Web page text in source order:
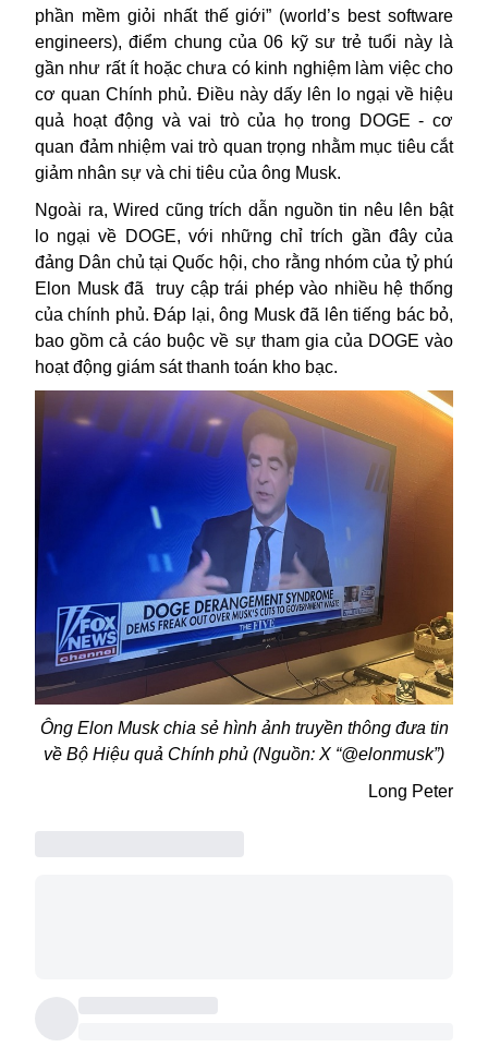
phần mềm giỏi nhất thế giới” (world’s best software
engineers), điểm chung của 06 kỹ sư trẻ tuổi này là
gần như rất ít hoặc chưa có kinh nghiệm làm việc cho
cơ quan Chính phủ. Điều này dấy lên lo ngại về hiệu
quả hoạt động và vai trò của họ trong DOGE - cơ
quan đảm nhiệm vai trò quan trọng nhằm mục tiêu cắt
giảm nhân sự và chi tiêu của ông Musk.
Ngoài ra, Wired cũng trích dẫn nguồn tin nêu lên bật
lo ngại về DOGE, với những chỉ trích gần đây của
đảng Dân chủ tại Quốc hội, cho rằng nhóm của tỷ phú
Elon Musk đã
truy cập trái phép vào nhiều hệ thống
của chính phủ. Đáp lại, ông Musk đã lên tiếng bác bỏ,
bao gồm cả cáo buộc về sự tham gia của DOGE vào
hoạt động giám sát thanh toán kho bạc.
Ông Elon Musk chia sẻ hình ảnh truyền thông đưa tin
về Bộ Hiệu quả Chính phủ (Nguồn: X “@elonmusk”)
Long Peter